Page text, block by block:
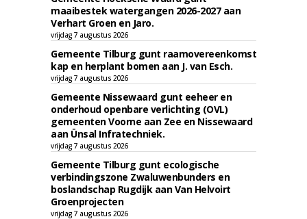
maaibestek watergangen 2026-2027 aan
Verhart Groen en Jaro.
vrijdag 7 augustus 2026
Gemeente Tilburg gunt raamovereenkomst
kap en herplant bomen aan J. van Esch.
vrijdag 7 augustus 2026
Gemeente Nissewaard gunt eeheer en
onderhoud openbare verlichting (OVL)
gemeenten Voorne aan Zee en Nissewaard
aan Ünsal Infratechniek.
vrijdag 7 augustus 2026
Gemeente Tilburg gunt ecologische
verbindingszone Zwaluwenbunders en
boslandschap Rugdijk aan Van Helvoirt
Groenprojecten
vrijdag 7 augustus 2026